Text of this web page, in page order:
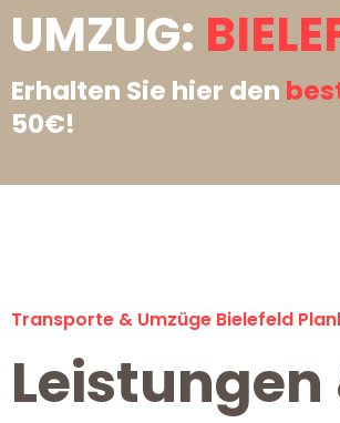
UMZUG:
Erhalten Sie hier den
50€!
Transporte & Umzüge Bielefeld